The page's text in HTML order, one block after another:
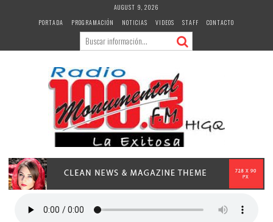
AUGUST 9, 2026
PORTADA
PROGRAMACIÓN NOTICIAS VIDEOS STAFF CONTACTO